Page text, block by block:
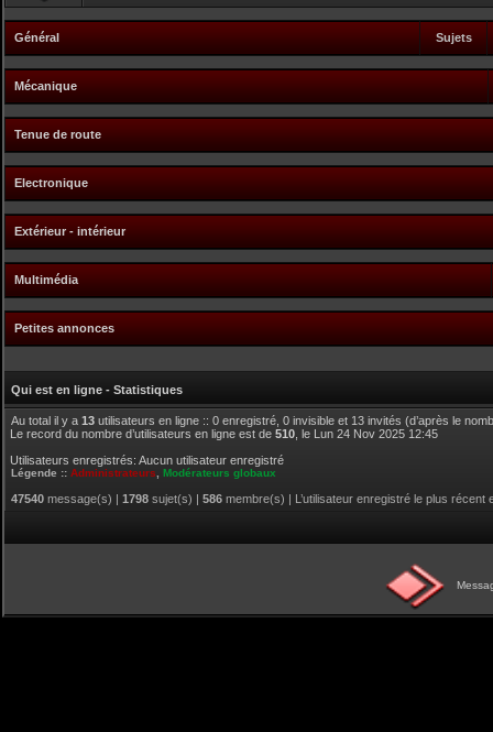
Général Sujets
Mécanique
Tenue de route
Electronique
Extérieur - intérieur
Multimédia
Petites annonces
Qui est en ligne - Statistiques
Au total il y a 13 utilisateurs en ligne :: 0 enregistré, 0 invisible et 13 invités (d’après le
Le record du nombre d’utilisateurs en ligne est de 510 , le Lun 24 Nov 2025 12:45
Utilisateurs enregistrés: Aucun utilisateur enregistré
Légende :: Administrateurs Modérateurs globaux
47540 message(s) | 1798 sujet(s) | 586 membre(s) | L’utilisateur enregistré le plus récent